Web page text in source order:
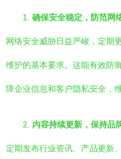
1. 确保安全稳定，防范网
网络安全威胁日益严峻，定期
维护的基本要求。这能有效防
障企业信息和客户隐私安全，
2. 内容持续更新，保持品
定期发布行业资讯、产品更新